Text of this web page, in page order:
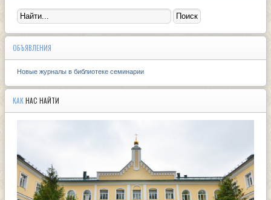
ОБЪЯВЛЕНИЯ
Новые журналы в библиотеке семинарии
КАКНАС НАЙТИ